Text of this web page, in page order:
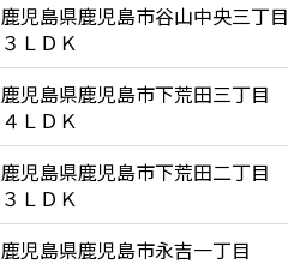
鹿児島県鹿児島市谷山中央三丁目
３ＬＤＫ
鹿児島県鹿児島市下荒田三丁目
４ＬＤＫ
鹿児島県鹿児島市下荒田二丁目
３ＬＤＫ
鹿児島県鹿児島市永吉一丁目